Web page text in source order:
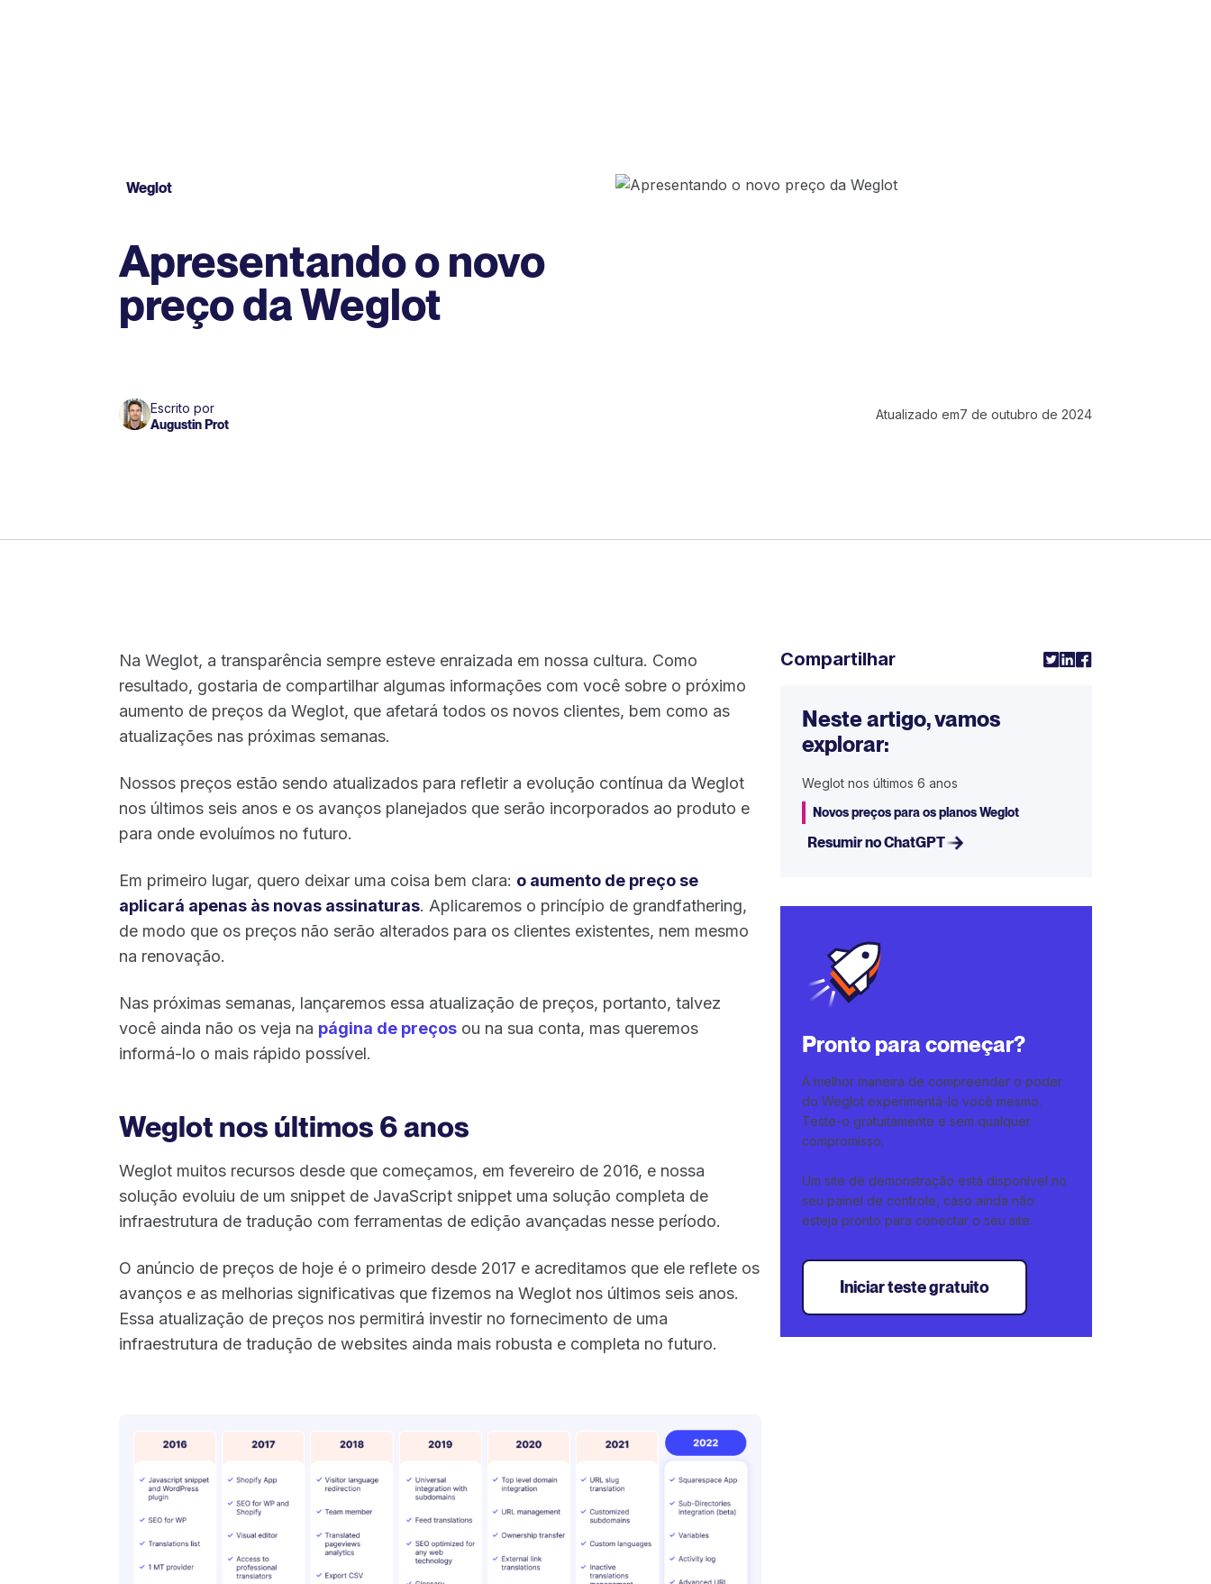
Weglot
Apresentando o novo
preço da Weglot
Escrito por
Augustin Prot
Atualizado em7 de outubro de 2024
Na Weglot, a transparência sempre esteve enraizada em nossa cultura. Como
resultado, gostaria de compartilhar algumas informações com você sobre o próximo
aumento de preços da Weglot, que afetará todos os novos clientes, bem como as
atualizações nas próximas semanas.
Nossos preços estão sendo atualizados para refletir a evolução contínua da Weglot
nos últimos seis anos e os avanços planejados que serão incorporados ao produto e
para onde evoluímos no futuro.
Em primeiro lugar, quero deixar uma coisa bem clara: o aumento de preço se
aplicará apenas às novas assinaturas. Aplicaremos o princípio de grandfathering,
de modo que os preços não serão alterados para os clientes existentes, nem mesmo
na renovação.
Nas próximas semanas, lançaremos essa atualização de preços, portanto, talvez
você ainda não os veja na página de preços ou na sua conta, mas queremos
informá-lo o mais rápido possível.
Weglot nos últimos 6 anos
Weglot muitos recursos desde que começamos, em fevereiro de 2016, e nossa
solução evoluiu de um snippet de JavaScript snippet uma solução completa de
infraestrutura de tradução com ferramentas de edição avançadas nesse período.
O anúncio de preços de hoje é o primeiro desde 2017 e acreditamos que ele reflete os
avanços e as melhorias significativas que fizemos na Weglot nos últimos seis anos.
Essa atualização de preços nos permitirá investir no fornecimento de uma
infraestrutura de tradução de websites ainda mais robusta e completa no futuro.
Compartilhar
Neste artigo, vamos
explorar:
Weglot nos últimos 6 anos
Novos preços para os planos Weglot
Resumir no ChatGPT
Pronto para começar?
A melhor maneira de compreender o poder
do Weglot experimentá-lo você mesmo.
Teste-o gratuitamente e sem qualquer
compromisso.
Um site de demonstração está disponível no
seu painel de controle, caso ainda não
esteja pronto para conectar o seu site.
Iniciar teste gratuito